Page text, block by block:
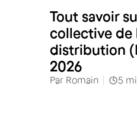
Tout savoir
collective de
distribution
2026
Par Romain 5